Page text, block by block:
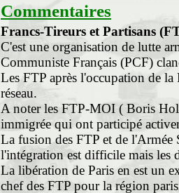
Commentaires
Francs-Tireurs et Partisans
C'est une organisation de lutte
Communiste Français (PCF)
Les FTP après l'occupation de
réseau.
A noter les FTP-MOI ( Boris
immigrée qui ont participé
La fusion des FTP et de l'Armée
l'intégration est difficile mais les
La libération de Paris en est un
chef des FTP pour la région